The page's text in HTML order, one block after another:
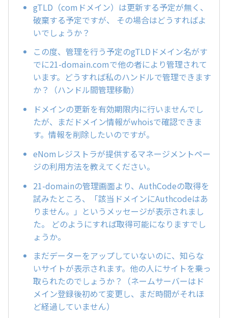
gTLD（comドメイン）は更新する予定が無く、
破棄する予定ですが、 その場合はどうすればよ
いでしょうか？
この度、管理を行う予定のgTLDドメイン名がす
でに21-domain.comで他の者により管理されて
います。どうすれば私のハンドルで管理できます
か？（ハンドル間管理移動）
ドメインの更新を有効期限内に行いませんでし
たが、まだドメイン情報がwhoisで確認できま
す。情報を削除したいのですが。
eNomレジストラが提供するマネージメントペー
ジの利用方法を教えてください。
21-domainの管理画面より、AuthCodeの取得を
試みたところ、「該当ドメインにAuthcodeはあ
りません。」というメッセージが表示されまし
た。 どのようにすれば取得可能になりますでし
ょうか。
まだデーターをアップしていないのに、知らな
いサイトが表示されます。他の人にサイトを乗っ
取られたのでしょうか？（ネームサーバーはド
メイン登録後初めて変更し、まだ時間がそれほ
ど経過していません）